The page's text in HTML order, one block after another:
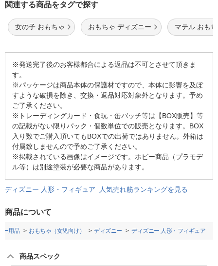
関連する商品をタグで探す
女の子 おもちゃ おもちゃ ディズニー マテル おも
※発送完了後のお客様都合による返品は不可とさせて頂きま
す。
※パッケージは商品本体の保護材ですので、本体に影響を及ぼ
すような破損を除き、交換・返品対応対象外となります。予め
ご了承ください。
※トレーディングカード・食玩・缶バッチ等は【BOX販売】等
の記載がない限りパック・個数単位での販売となります。BOX
入り数でご購入頂いてもBOXでの出荷ではありません。外箱は
付属致しませんので予めご了承ください。
※掲載されている画像はイメージです。ホビー商品（プラモデ
ル等）は別途塗装が必要な商品があります。
ディズニー 人形・フィギュア 人気売れ筋ランキングを見る
商品について
ー用品 おもちゃ（女児向け） ディズニー ディズニー 人形・フィギュア
商品スペック